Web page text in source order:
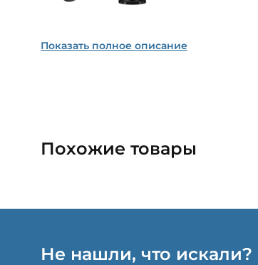
Показать полное описание
Похожие товары
Не нашли, что искали?